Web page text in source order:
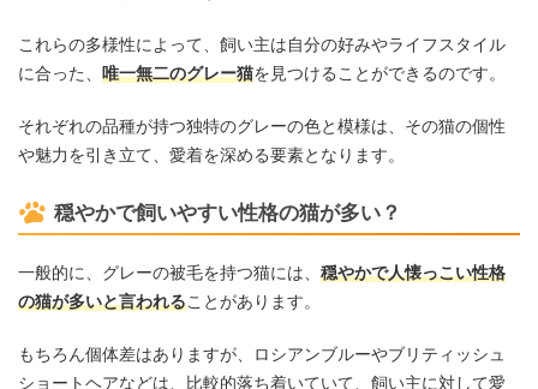
これらの多様性によって、飼い主は自分の好みやライフスタイル
に合った、 唯一無二のグレー猫を見つけることができるのです。
それぞれの品種が持つ独特のグレーの色と模様は、その猫の個性
や魅力を引き立て、愛着を深める要素となります。
穏やかで飼いやすい性格の猫が多い？
一般的に、グレーの被毛を持つ猫には、 穏やかで人懐っこい性格
の猫が多いと言われることがあります。
もちろん個体差はありますが、ロシアンブルーやブリティッシュ
ショートヘアなどは、比較的落ち着いていて、飼い主に対して愛